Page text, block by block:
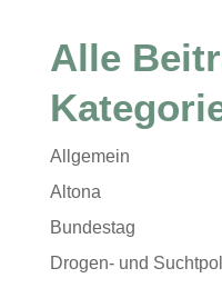
Alle
Allgemein
Altona
Bundestag
Drogen- und